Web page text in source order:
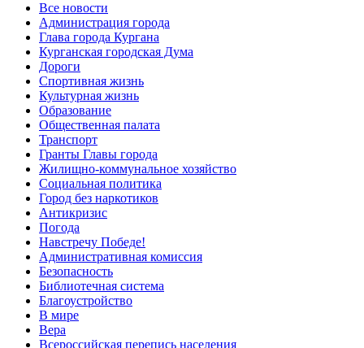
Все новости
Администрация города
Глава города Кургана
Курганская городская Дума
Дороги
Спортивная жизнь
Культурная жизнь
Образование
Общественная палата
Транспорт
Гранты Главы города
Жилищно-коммунальное хозяйство
Социальная политика
Город без наркотиков
Антикризис
Погода
Навстречу Победе!
Административная комиссия
Безопасность
Библиотечная система
Благоустройство
В мире
Вера
Всероссийская перепись населения